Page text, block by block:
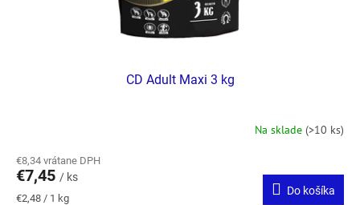
CD Adult Maxi 3 kg
Na sklade (>10 ks)
€8,34 vrátane DPH
€7,45 / ks
Jednotková
€2,48 / 1 kg
Do košíka